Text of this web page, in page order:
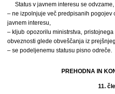
Status v javnem interesu se
– ne izpolnjuje več predpisanih pogojev
javnem interesu,
– kljub opozorilu ministrstva,
obveznosti glede obveščanja iz
– se podeljenemu statusu pisno odreče.
PREHODNA IN
11.